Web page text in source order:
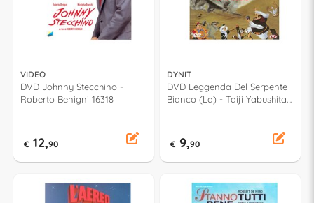
VIDEO
DVD Johnny Stecchino -
Roberto Benigni 16318
€ 12,90
DYNIT
DVD Leggenda Del Serpente
Bianco (La) - Taiji Yabushita
€ 9,90